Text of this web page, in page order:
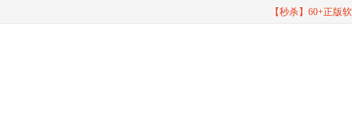
【秒杀】60+正版